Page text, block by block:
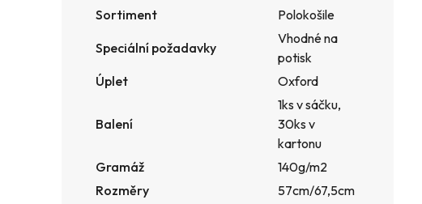
Sortiment
Polokošile
Speciální požadavky
Vhodné na
potisk
Úplet
Oxford
Balení
1ks v sáčku,
30ks v
kartonu
Gramáž
140g/m2
Rozměry
57cm/67,5cm